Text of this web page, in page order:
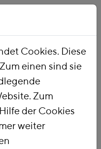
Cookies. Diese
einen sind sie
Zum
der Cookies
weiter